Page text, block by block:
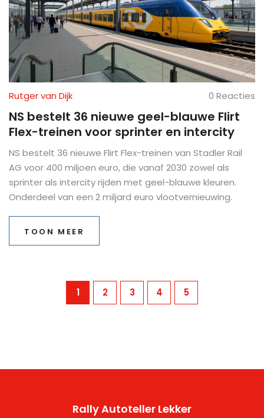
Rutger van Dijk 0 Reacties
NS bestelt 36 nieuwe geel-blauwe Flirt
Flex-treinen voor sprinter en intercity
NS bestelt 36 nieuwe Flirt Flex-treinen van Stadler Rail
AG voor 400 miljoen euro, die vanaf 2030 zowel als
sprinter als intercity rijden met geel-blauwe kleuren.
Onderdeel van een 2 miljard euro vlootvernieuwing.
TOON MEER
1 2 3 4 5
Rally Autoteller Lekker